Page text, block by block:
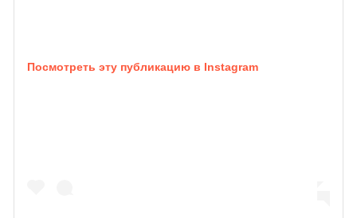
Посмотреть эту публикацию в Instagram